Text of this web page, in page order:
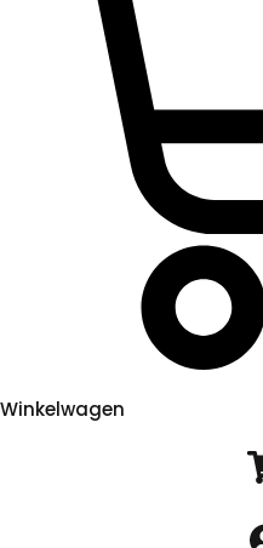
Winkelwagen